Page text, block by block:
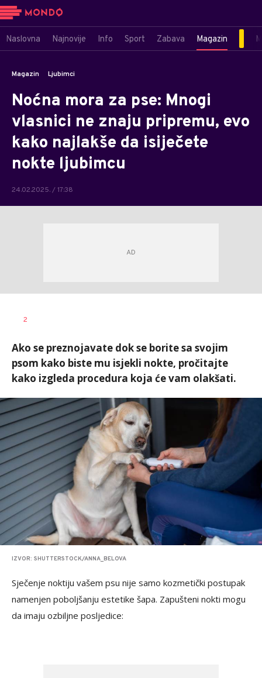
Naslovna Najnovije Info Sport Zabava Magazin
Magazin Ljubimci
Noćna mora za pse: Mnogi
vlasnici ne znaju pripremu, evo
kako najlakše da isiječete
nokte ljubimcu
24.02.2025. / 17:38
AUTOR
2
Ako se preznojavate dok se borite sa svojim
psom kako biste mu isjekli nokte, pročitajte
kako izgleda procedura koja će vam olakšati.
IZVOR: SHUTTERSTOCK/ANNA_BELOVA
Sječenje noktiju vašem psu nije samo kozmetički postupak
namenjen poboljšanju estetike šapa. Zapušteni nokti mogu
da imaju ozbiljne posljedice: